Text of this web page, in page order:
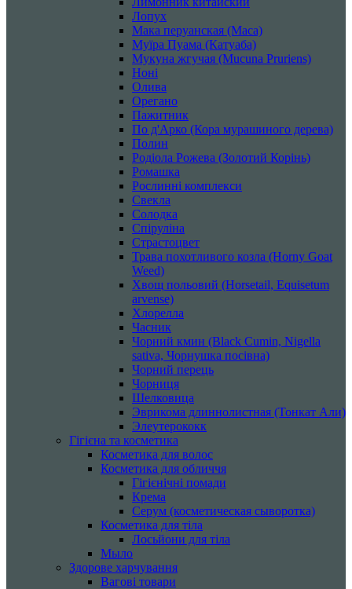
Лопух
Мака перуанская (Maca)
Муїра Пуама (Катуаба)
Мукуна жгучая (Mucuna Pruriens)
Ноні
Олива
Орегано
Пажитник
По д'Арко (Кора мурашиного дерева)
Полин
Родіола Рожева (Золотий Корінь)
Ромашка
Рослинні комплекси
Свекла
Солодка
Спіруліна
Страстоцвет
Трава похотливого козла (Horny Goat
Weed)
Хвощ польовий (Horsetail, Equisetum
arvense)
Хлорелла
Часник
Чорний кмин (Black Cumin, Nigella
sativa, Чорнушка посівна)
Чорний перець
Чорниця
Шелковица
Эврикома длиннолистная (Тонкат Али)
Элеутерококк
Гігієна та косметика
Косметика для волос
Косметика для обличчя
Гігієнічні помади
Крема
Серум (косметическая сыворотка)
Косметика для тіла
Лосьйони для тіла
Мыло
Здорове харчування
Вагові товари